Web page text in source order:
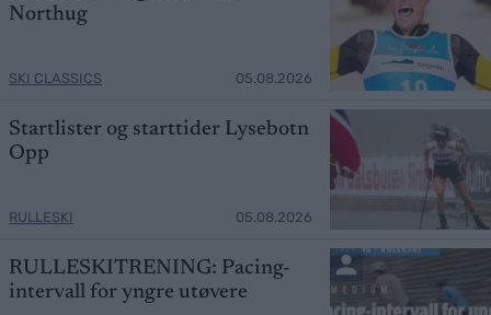
Northug
SKI CLASSICS 05.08.2026
Startlister og starttider Lysebotn
Opp
RULLESKI 05.08.2026
RULLESKITRENING: Pacing-
intervall for yngre utøvere